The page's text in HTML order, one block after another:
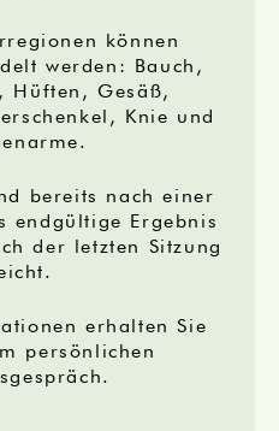
können
werden: Bauch,
Hüften, Gesäß,
Knie und
bereits nach einer
endgültige Ergebnis
der letzten Sitzung
erhalten Sie
persönlichen